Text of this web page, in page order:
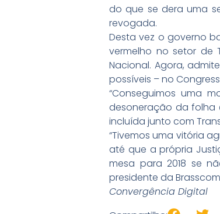
do que se dera uma
revogada.
Desta vez o governo
vermelho no setor de
Nacional. Agora,
possíveis – no
“Conseguimos uma
desoneração da folha
incluída junto com
“Tivemos uma vitória
até que a própria
mesa para 2018 se
presidente da
Convergência Digital